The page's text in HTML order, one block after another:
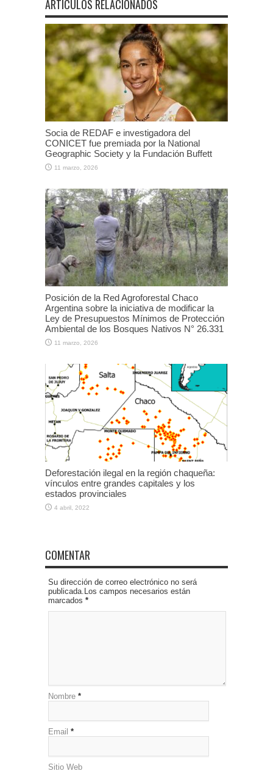
ARTÍCULOS RELACIONADOS
Socia de REDAF e investigadora del
CONICET fue premiada por la National
Geographic Society y la Fundación Buffett
11 marzo, 2026
Posición de la Red Agroforestal Chaco
Argentina sobre la iniciativa de modificar la
Ley de Presupuestos Mínimos de Protección
Ambiental de los Bosques Nativos N° 26.331
11 marzo, 2026
Deforestación ilegal en la región chaqueña:
vínculos entre grandes capitales y los
estados provinciales
4 abril, 2022
COMENTAR
Su dirección de correo electrónico no será
publicada.Los campos necesarios están
marcados *
Nombre *
Email *
Sitio Web